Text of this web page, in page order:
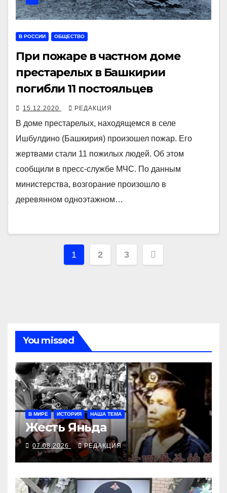
В РОССИИ ОБЩЕСТВО
При пожаре в частном доме
престарелых в Башкирии
погибли 11 постояльцев
15.12.2020 РЕДАКЦИЯ
В доме престарелых, находящемся в селе
Ишбулдино (Башкирия) произошел пожар. Его
жертвами стали 11 пожилых людей. Об этом
сообщили в пресс-службе МЧС. По данным
министерства, возгорание произошло в
деревянном одноэтажном…
Навигация
1 2 3
You missed
В МИРЕ ИСТОРИЯ НАША ТЕМА
Жесть Яньда
07.08.2026 РЕДАКЦИЯ